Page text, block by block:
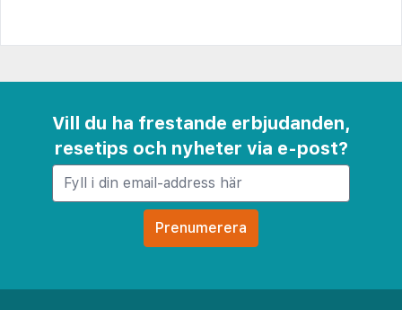
Vill du ha frestande erbjudanden,
resetips och nyheter via e-post?